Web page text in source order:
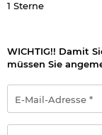
1 Sterne
WICHTIG!! Damit
müssen Sie
Mail-
Adresse
*